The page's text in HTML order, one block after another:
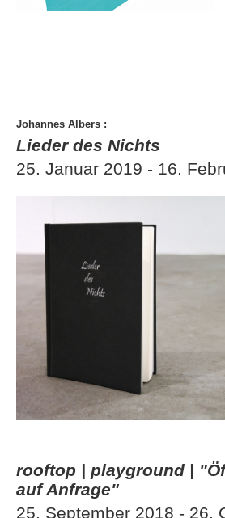
Johannes Albers :
Lieder des Nichts
25. Januar 2019 - 16.
rooftop | playground |
auf Anfrage"
25. September 2018 - 26.